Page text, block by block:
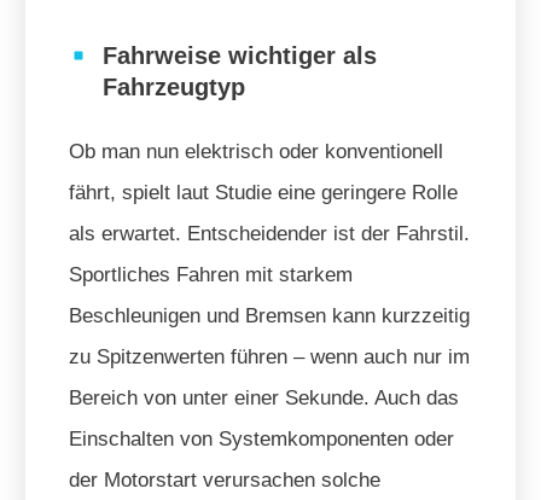
Fahrweise wichtiger als
Fahrzeugtyp
Ob man nun elektrisch oder konventionell
fährt, spielt laut Studie eine geringere Rolle
als erwartet. Entscheidender ist der Fahrstil.
Sportliches Fahren mit starkem
Beschleunigen und Bremsen kann kurzzeitig
zu Spitzenwerten führen – wenn auch nur im
Bereich von unter einer Sekunde. Auch das
Einschalten von Systemkomponenten oder
der Motorstart verursachen solche